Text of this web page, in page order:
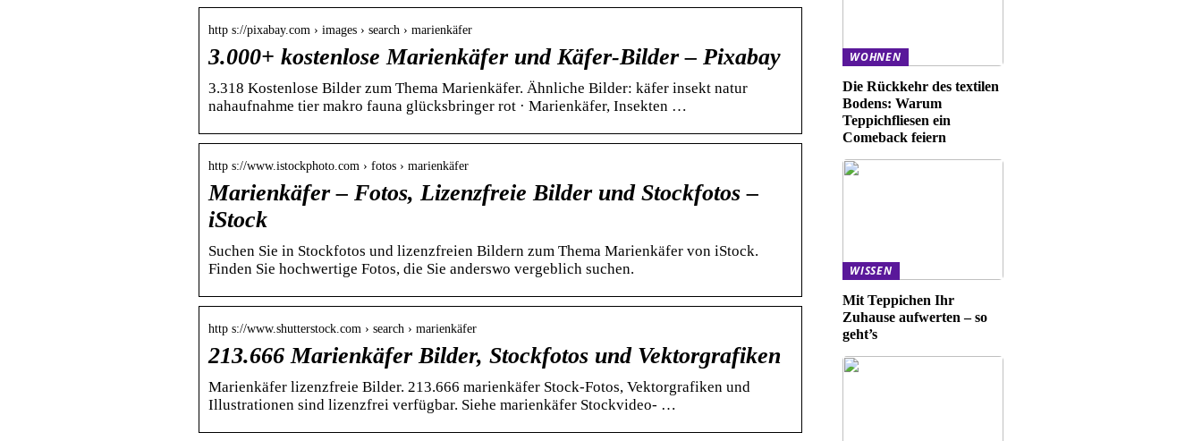
http s://pixabay.com › images › search › marienkäfer
3.000+ kostenlose Marienkäfer und Käfer-Bilder – Pixabay
3.318 Kostenlose Bilder zum Thema Marienkäfer. Ähnliche Bilder: käfer insekt natur
nahaufnahme tier makro fauna glücksbringer rot · Marienkäfer, Insekten …
http s://www.istockphoto.com › fotos › marienkäfer
Marienkäfer – Fotos, Lizenzfreie Bilder und Stockfotos –
iStock
Suchen Sie in Stockfotos und lizenzfreien Bildern zum Thema Marienkäfer von iStock.
Finden Sie hochwertige Fotos, die Sie anderswo vergeblich suchen.
http s://www.shutterstock.com › search › marienkäfer
213.666 Marienkäfer Bilder, Stockfotos und Vektorgrafiken
Marienkäfer lizenzfreie Bilder. 213.666 marienkäfer Stock-Fotos, Vektorgrafiken und
Illustrationen sind lizenzfrei verfügbar. Siehe marienkäfer Stockvideo- …
WOHNEN
Die Rückkehr des textilen
Bodens: Warum
Teppichfliesen ein
Comeback feiern
WISSEN
Mit Teppichen Ihr
Zuhause aufwerten – so
geht’s